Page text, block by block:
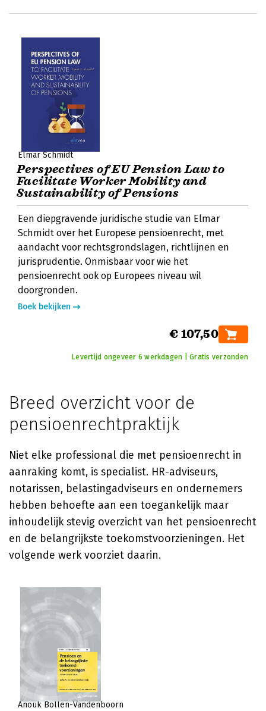
Elmar Schmidt
Perspectives of EU Pension Law to
Facilitate Worker Mobility and
Sustainability of Pensions
Een diepgravende juridische studie van Elmar
Schmidt over het Europese pensioenrecht, met
aandacht voor rechtsgrondslagen, richtlijnen en
jurisprudentie. Onmisbaar voor wie het
pensioenrecht ook op Europees niveau wil
doorgronden.
Boek bekijken
€ 107,50
Levertijd ongeveer 6 werkdagen | Gratis verzonden
Breed overzicht voor de
pensioenrechtpraktijk
Niet elke professional die met pensioenrecht in
aanraking komt, is specialist. HR-adviseurs,
notarissen, belastingadviseurs en ondernemers
hebben behoefte aan een toegankelijk maar
inhoudelijk stevig overzicht van het pensioenrecht
en de belangrijkste toekomstvoorzieningen. Het
volgende werk voorziet daarin.
Anouk Bollen-Vandenboorn